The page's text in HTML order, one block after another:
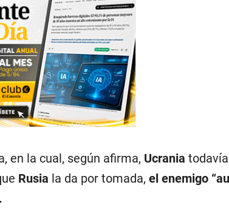
en la cual, según afirma, Ucrania todavía
Rusia la da por tomada, el enemigo